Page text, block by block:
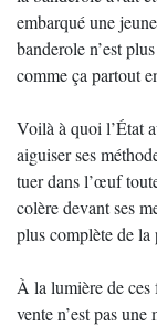
embarqué une
banderole n’est
comme ça partout
Voilà à quoi l’État
aiguiser ses
tuer dans l’œuf
colère devant ses
plus complète de la
À la lumière de ces
vente n’est pas